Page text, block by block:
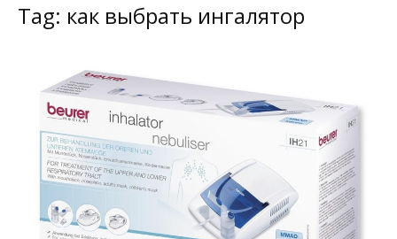
Tag: как выбрать ингалятор